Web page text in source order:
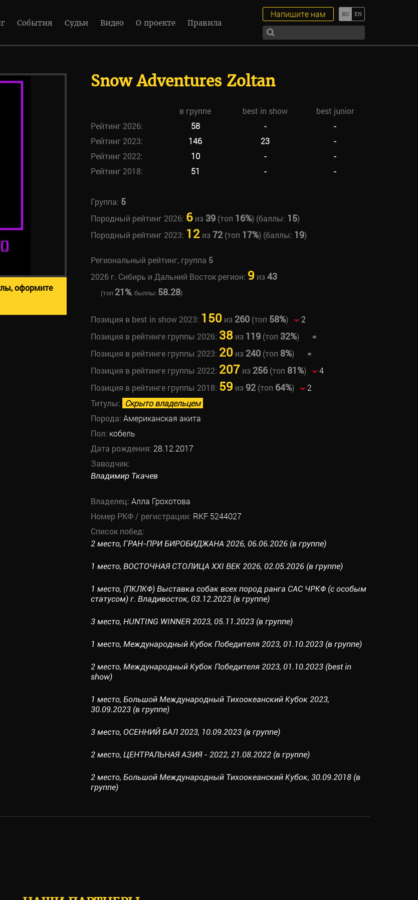
События Судьи Видео О проекте Правила
Напишите нам
Snow Adventures Zoltan
в группе best in show
best junior
Рейтинг 2026:
58 -
-
Рейтинг 2023:
146 23
-
Рейтинг 2022:
10 -
-
Рейтинг 2018:
51 - -
Группа: 5
Породный рейтинг 2026: 6из 39(топ 16%) (баллы: 15)
Породный рейтинг 2023: 12из72(топ 17%) (баллы: 19)
Региональный рейтинг, группа 5
2026 г. Сибирь и Дальний Восток регион: 9 из43
(топ 21%, быллы: 58.28)
Позиция в best in show 2023: 150из 260(топ 58%)
2
Позиция в рейтинге группы 2026: 38из 119(топ 32%)
=
Позиция в рейтинге группы 2023: 20из 240(топ 8%)
=
Позиция в рейтинге группы 2022: 207 из 256(топ 81%)
4
Позиция в рейтинге группы 2018: 59 из92(топ 64%)
2
Титулы: Скрыто владельцем
Порода: Американская акита
Пол: кобель
Дата рождения: 28.12.2017
Заводчик:
Владимир Ткачев
Владелец: Алла Грохотова
Номер РКФ / регистрации: RKF 5244027
Список побед:
2 место, ГРАН-ПРИ БИРОБИДЖАНА 2026, 06.06.2026 (в группе)
1 место, ВОСТОЧНАЯ СТОЛИЦА XXI ВЕК 2026, 02.05.2026 (в группе)
1 место, (ПКЛКФ) Выставка собак всех пород ранга САС ЧРКФ (с особым
статусом) г. Владивосток, 03.12.2023 (в группе)
3 место, HUNTING WINNER 2023, 05.11.2023 (в группе)
1 место, Международный Кубок Победителя 2023, 01.10.2023 (в группе)
2 место, Международный Кубок Победителя 2023, 01.10.2023 (best in
show)
1 место, Большой Международный Тихоокеанский Кубок 2023,
30.09.2023 (в группе)
3 место, ОСЕННИЙ БАЛ 2023, 10.09.2023 (в группе)
2 место, ЦЕНТРАЛЬНАЯ АЗИЯ - 2022, 21.08.2022 (в группе)
2 место, Большой Международный Тихоокеанский Кубок, 30.09.2018 (в
группе)
оформите